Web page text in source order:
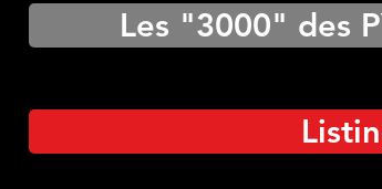
Les "3000" des